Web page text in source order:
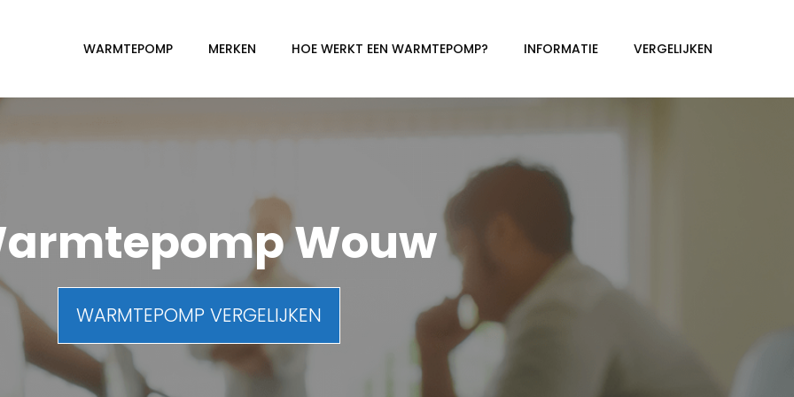
WARMTEPOMP MERKEN HOE WERKT EEN WARMTEPOMP? INFORMATIE VERGELIJKEN
Wouw
WARMTEPOMP VERGELIJKEN